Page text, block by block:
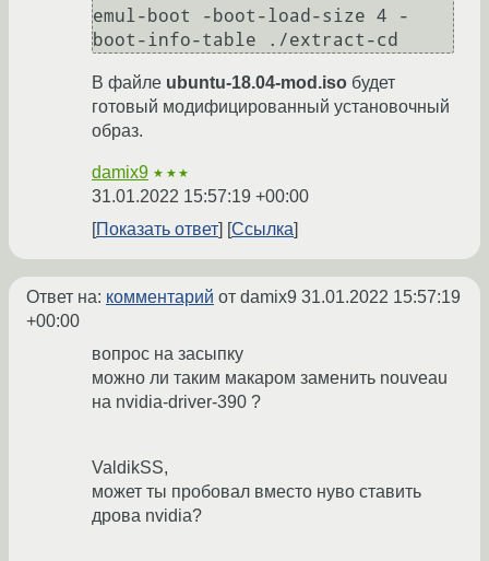
emul-boot -boot-load-size 4 -
В файле ubuntu-18.04-mod.iso будет
готовый модифицированный установочный
образ.
damix9 ★★★
31.01.2022 15:57:19 +00:00
Показать ответ
Ссылка
Ответ на: комментарий от damix9 31.01.2022 15:57:19
+00:00
вопрос на засыпку
можно ли таким макаром заменить nouveau
на nvidia-driver-390 ?
ValdikSS,
может ты пробовал вместо нуво ставить
дрова nvidia?